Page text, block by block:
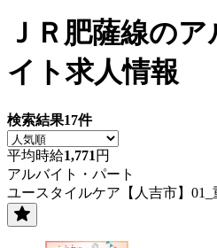
ＪＲ肥薩線のア
イト求人情報
検索結果17件
平均時給1,771 円
アルバイト・パート
ユースタイルケア【人吉市】01_